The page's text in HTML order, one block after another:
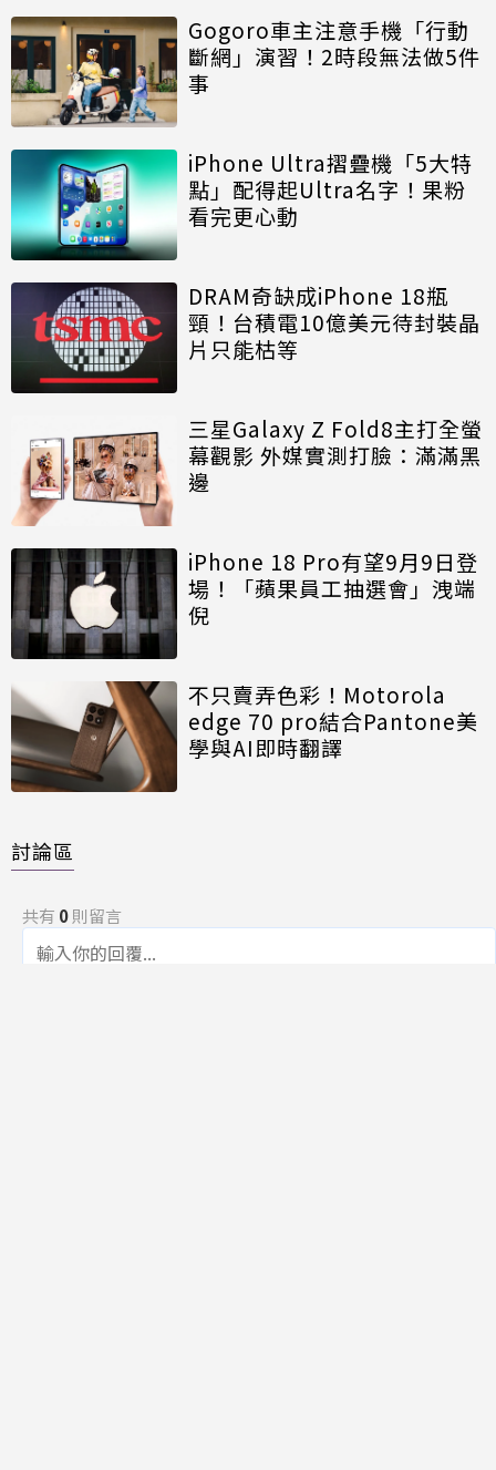
Gogoro車主注意手機「行動
斷網」演習！2時段無法做5件
事
iPhone Ultra摺疊機「5大特
點」配得起Ultra名字！果粉
看完更心動
DRAM奇缺成iPhone 18瓶
頸！台積電10億美元待封裝晶
片只能枯等
三星Galaxy Z Fold8主打全螢
幕觀影 外媒實測打臉：滿滿黑
邊
iPhone 18 Pro有望9月9日登
場！「蘋果員工抽選會」洩端
倪
不只賣弄色彩！Motorola
edge 70 pro結合Pantone美
學與AI即時翻譯
討論區
共有 0則留言